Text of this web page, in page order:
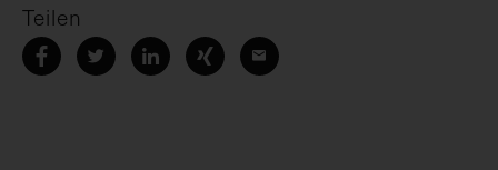
Teilen